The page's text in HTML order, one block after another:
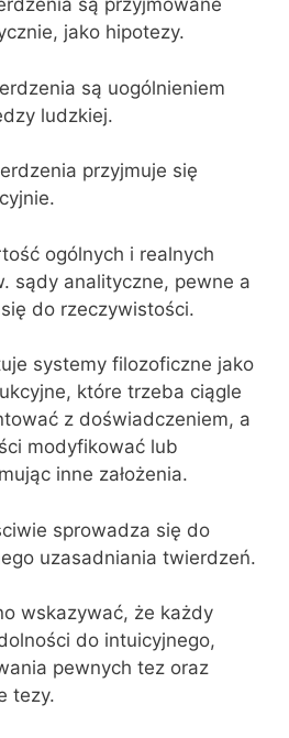
są przyjmowane
jako hipotezy.
są uogólnieniem
ludzkiej.
przyjmuje się
ogólnych i realnych
sądy analityczne, pewne a
do rzeczywistości.
systemy filozoficzne jako
które trzeba ciągle
z doświadczeniem, a
modyfikować lub
inne założenia.
sprowadza się do
uzasadniania twierdzeń.
wskazywać, że każdy
do intuicyjnego,
pewnych tez oraz
tezy.